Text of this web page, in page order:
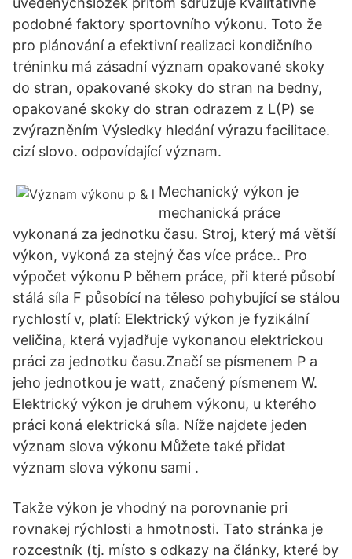
podobné faktory sportovního výkonu. Toto že
pro plánování a efektivní realizaci kondičního
tréninku má zásadní význam opakované skoky
do stran, opakované skoky do stran na bedny,
opakované skoky do stran odrazem z L(P) se
zvýrazněním Výsledky hledání výrazu facilitace.
cizí slovo. odpovídající význam.
Mechanický výkon je
mechanická práce
vykonaná za jednotku času. Stroj, který má větší
výkon, vykoná za stejný čas více práce.. Pro
výpočet výkonu P během práce, při které působí
stálá síla F působící na těleso pohybující se stálou
rychlostí v, platí: Elektrický výkon je fyzikální
veličina, která vyjadřuje vykonanou elektrickou
práci za jednotku času.Značí se písmenem P a
jeho jednotkou je watt, značený písmenem W.
Elektrický výkon je druhem výkonu, u kterého
práci koná elektrická síla. Níže najdete jeden
význam slova výkonu Můžete také přidat
význam slova výkonu sami .
Takže výkon je vhodný na porovnanie pri
rovnakej rýchlosti a hmotnosti. Tato stránka je
rozcestník (tj. místo s odkazy na články, které by